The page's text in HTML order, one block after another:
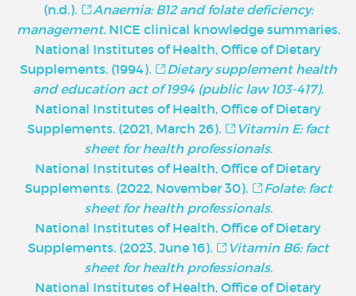
(n.d.).
Anaemia: B12 and folate deficiency:
management. NICE clinical knowledge summaries.
National Institutes of Health, Office of Dietary
Supplements. (1994).
Dietary supplement health
and education act of 1994 (public law 103-417).
National Institutes of Health, Office of Dietary
Supplements. (2021, March 26).
Vitamin E: fact
sheet for health professionals.
National Institutes of Health, Office of Dietary
Supplements. (2022, November 30).
Folate: fact
sheet for health professionals.
National Institutes of Health, Office of Dietary
Supplements. (2023, June 16).
Vitamin B6: fact
sheet for health professionals.
National Institutes of Health, Office of Dietary